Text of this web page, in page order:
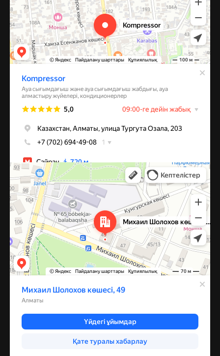
Алматы
Улица Михаила Шолохова, 49 — Яндекс Карты